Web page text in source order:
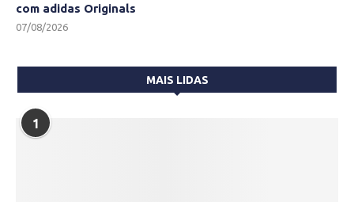
com adidas Originals
07/08/2026
MAIS LIDAS
1